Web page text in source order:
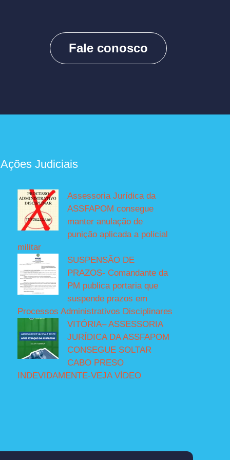
Fale conosco
Judiciais
Assessoria Jurídica da
ASSFAPOM consegue
manter anulação de
punição aplicada a policial
militar
SUSPENSÃO DE
PRAZOS- Comandante da
PM publica portaria que
suspende prazos em
Processos Administrativos Disciplinares
VITÓRIA– ASSESSORIA
JURÍDICA DA ASSFAPOM
CONSEGUE SOLTAR
CABO PRESO
INDEVIDAMENTE-VEJA VÍDEO